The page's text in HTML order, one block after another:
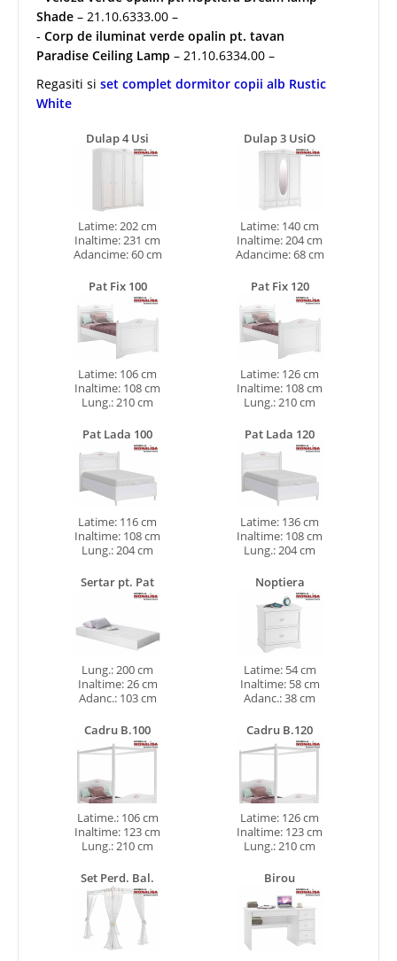
Shade – 21.10.6333.00 –
- Corp de iluminat verde opalin pt. tavan
Paradise Ceiling Lamp – 21.10.6334.00 –
Regasiti si set complet dormitor copii alb Rustic
White
Dulap 4 Usi
Latime: 202 cm
Inaltime: 231 cm
Adancime: 60 cm
Dulap 3 UsiO
Latime: 140 cm
Inaltime: 204 cm
Adancime: 68 cm
Pat Fix 100
Latime: 106 cm
Inaltime: 108 cm
Lung.: 210 cm
Pat Fix 120
Latime: 126 cm
Inaltime: 108 cm
Lung.: 210 cm
Pat Lada 100
Latime: 116 cm
Inaltime: 108 cm
Lung.: 204 cm
Pat Lada 120
Latime: 136 cm
Inaltime: 108 cm
Lung.: 204 cm
Sertar pt. Pat
Lung.: 200 cm
Inaltime: 26 cm
Adanc.: 103 cm
Noptiera
Latime: 54 cm
Inaltime: 58 cm
Adanc.: 38 cm
Cadru B.100
Latime.: 106 cm
Inaltime: 123 cm
Lung.: 210 cm
Cadru B.120
Latime: 126 cm
Inaltime: 123 cm
Lung.: 210 cm
Set Perd. Bal.
Birou